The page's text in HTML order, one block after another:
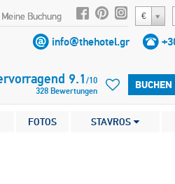
€
Meine Buchung
info@thehotel.gr
9.1 /10
328 Bewertungen
FOTOS STAVROS